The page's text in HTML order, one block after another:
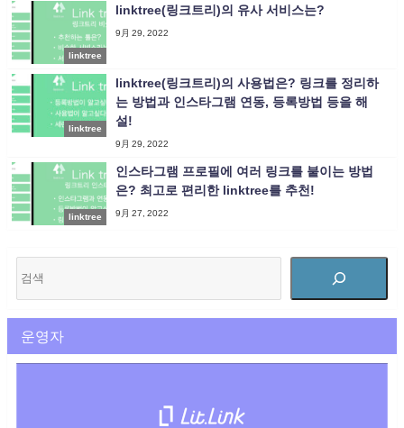
linktree
linktree(링크트리)의 유사 서비스는?
9月 29, 2022
linktree
linktree(링크트리)의 사용법은? 링크를 정리하
는 방법과 인스타그램 연동, 등록방법 등을 해
설!
9月 29, 2022
linktree
인스타그램 프로필에 여러 링크를 붙이는 방법
은? 최고로 편리한 linktree를 추천!
9月 27, 2022
운영자